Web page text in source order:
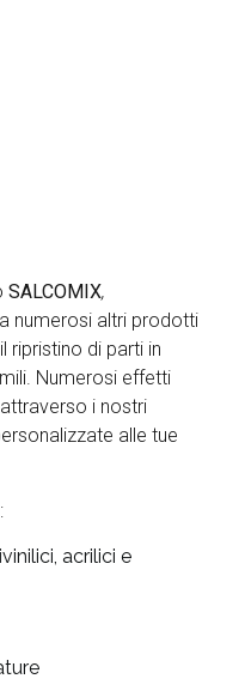
SALCOMIX,
numerosi altri prodotti
ripristino di parti in
Numerosi effetti
i nostri
alle tue
acrilici e